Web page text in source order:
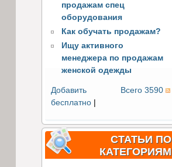
продажам спец
оборудования
Как обучать продажам?
Ищу активного
менеджера по продажам
женской одежды
Всего 3590
Добавить
бесплатно|
СТАТЬИ ПО
КАТЕГОРИЯМ